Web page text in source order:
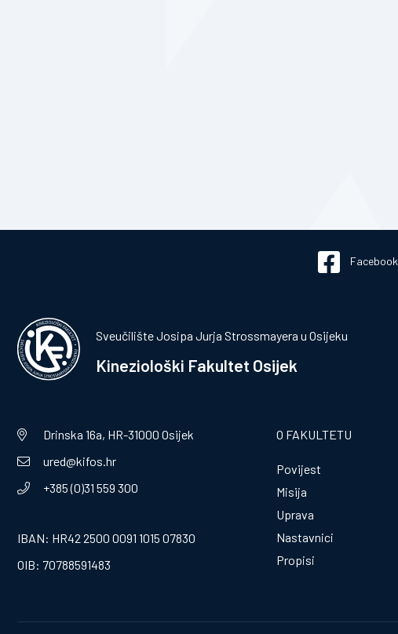
Facebook
Sveučilište Josipa Jurja Strossmayera u Osijeku
Kineziološki Fakultet Osijek
Drinska 16a, HR-31000 Osijek
ured@kifos.hr
+385 (0)31 559 300
IBAN: HR42 2500 0091 1015 07830
OIB: 70788591483
O FAKULTETU
Povijest
Misija
Uprava
Nastavnici
Propisi